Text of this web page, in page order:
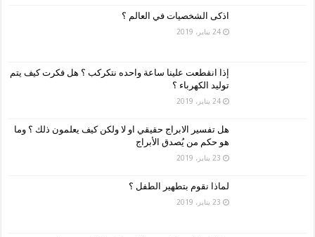
اذكى الشخصيات في العالم ؟
24 يناير، 2019
إذا انقطعت علينا ساعة واحده نتكركب ؟ هل فكرت كيف يتم
توليد الكهرباء ؟
24 يناير، 2019
هل تفسير الابراج حقيقي او لا ولكن كيف يعلمون ذلك ؟ وما
هو حكم من يُصدق الأبراج
23 يناير، 2019
لماذا نقوم بتطهير الطفل ؟
23 يناير، 2019